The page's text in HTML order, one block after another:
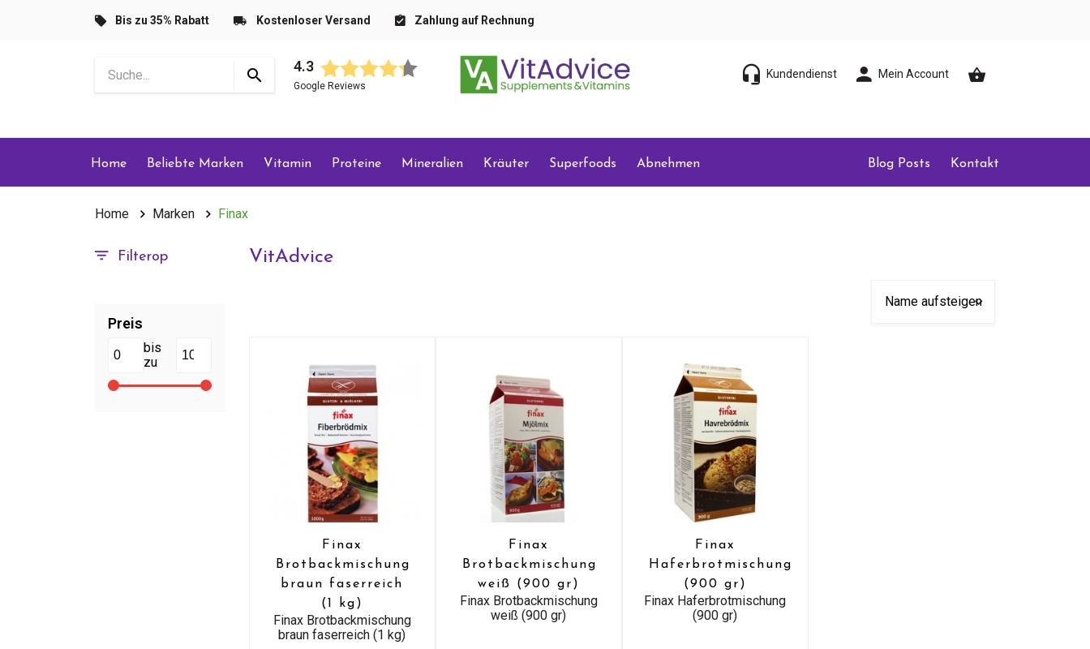
Bis zu 35% Rabatt Kostenloser Versand Zahlung auf Rechnung
4.3
Google Reviews
Kundendienst Mein Account
Home Beliebte Marken Vitamin Proteine Mineralien Kräuter Superfoods Abnehmen Blog Posts Kontakt
Home Marken Finax
Filterop
Preis
bis
zu
VitAdvice
Finax
Brotbackmischung
braun faserreich
(1 kg)
Finax Brotbackmischung
braun faserreich (1 kg)
Finax
Brotbackmischung
weiß (900 gr)
Finax Brotbackmischung
weiß (900 gr)
Finax
Haferbrotmischung
(900 gr)
Finax Haferbrotmischung
(900 gr)